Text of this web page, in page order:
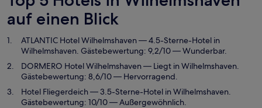
auf einen Blick
ATLANTIC Hotel Wilhelmshaven— 4.5-Sterne-Hotel in
Wilhelmshaven. Gästebewertung: 9,2/10 — Wunderbar.
DORMERO Hotel Wilhelmshaven— Liegt in Wilhelmshaven.
Gästebewertung: 8,6/10 — Hervorragend.
Hotel Fliegerdeich— 3.5-Sterne-Hotel in Wilhelmshaven.
Gästebewertung: 10/10 — Außergewöhnlich.